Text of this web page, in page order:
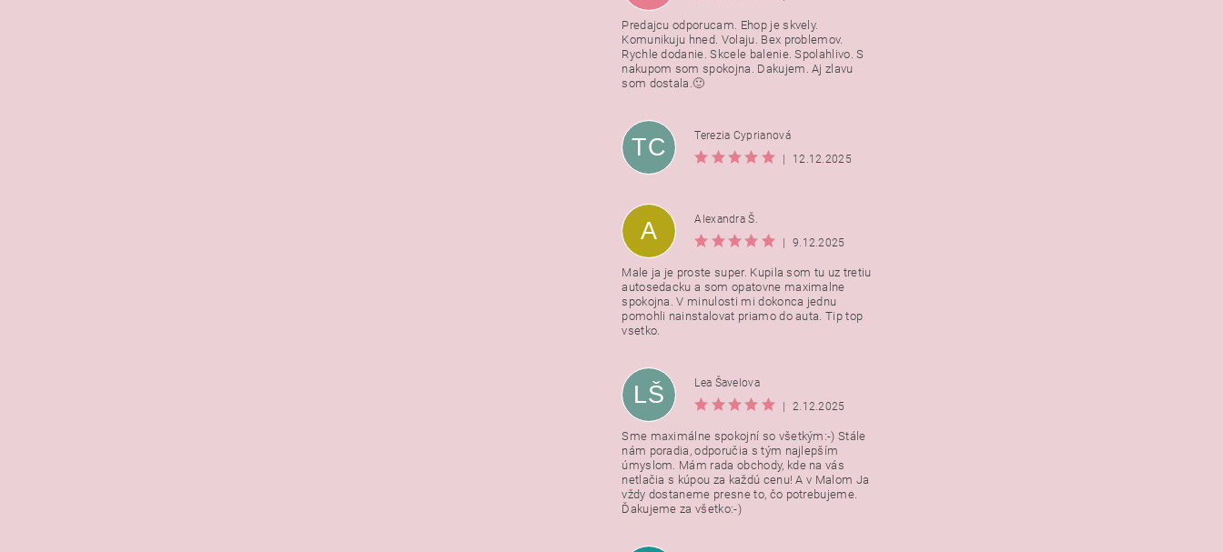
Predajcu odporucam. Ehop je skvely.
Komunikuju hned. Volaju. Bex problemov.
Rychle dodanie. Skcele balenie. Spolahlivo. S
nakupom som spokojna. Dakujem. Aj zlavu
som dostala.🙂
TC
Terezia Cyprianová
12.12.2025
A
Alexandra Š.
9.12.2025
Male ja je proste super. Kupila som tu uz tretiu
autosedacku a som opatovne maximalne
spokojna. V minulosti mi dokonca jednu
pomohli nainstalovat priamo do auta. Tip top
vsetko.
LŠ
Lea Šavelova
2.12.2025
Sme maximálne spokojní so všetkým:-) Stále
nám poradia, odporučia s tým najlepším
úmyslom. Mám rada obchody, kde na vás
netlačia s kúpou za každú cenu! A v Malom Ja
vždy dostaneme presne to, čo potrebujeme.
Ďakujeme za všetko:-)